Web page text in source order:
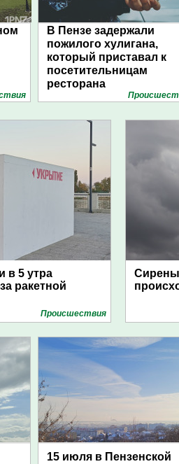
В Пензе задержали
пожилого хулигана,
который приставал к
посетительницам
ресторана
в 5 утра
ракетной
Проиcшествия
Сирены
15 июля в Пензенской